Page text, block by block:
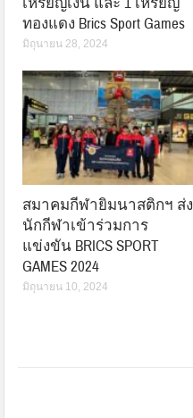
ทองแดง Brics Sport Games
มิถุนายน 28, 2024
สมาคมกีฬายิมนาสติกฯ ส่ง
นักกีฬาเข้าร่วมการ
แข่งขัน BRICS SPORT
GAMES 2024
มิถุนายน 10, 2024